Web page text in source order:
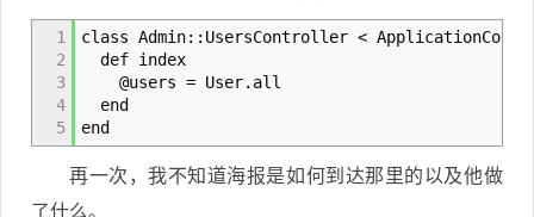
1
2
3
4
5
class Admin::UsersController <
def index
@users = User.all
end
end
再一次，我不知道海报是如何到达那里的以及他做
了什么。